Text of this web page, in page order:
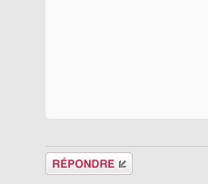
Répondre